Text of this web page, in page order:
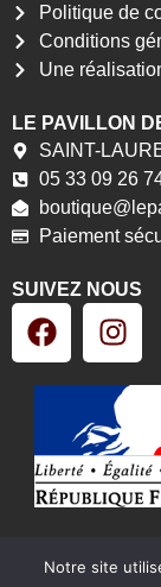
Politique de
Conditions
Une
LE PAVILLON
SAINT-
05 33 09 26
Paiement
SUIVEZ NOUS
Notre site